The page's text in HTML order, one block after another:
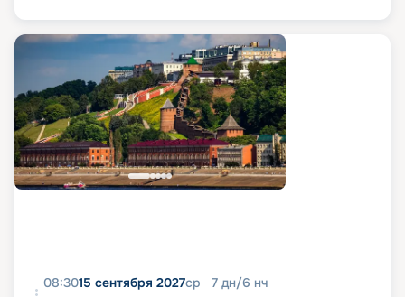
08:3015 сентября 2027ср 7 дн/6 нч